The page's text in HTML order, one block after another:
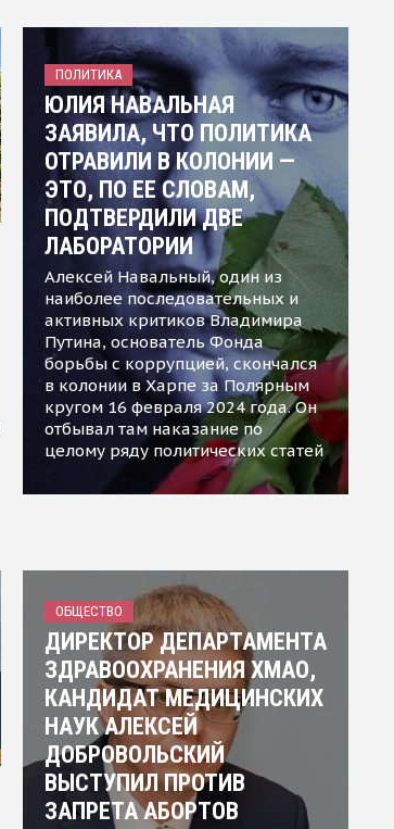
ПОЛИТИКА
ЮЛИЯ НАВАЛЬНАЯ
ЗАЯВИЛА, ЧТО ПОЛИТИКА
ОТРАВИЛИ В КОЛОНИИ —
ЭТО, ПО ЕЕ СЛОВАМ,
ПОДТВЕРДИЛИ ДВЕ
ЛАБОРАТОРИИ
Алексей Навальный, один из
наиболее последовательных и
активных критиков Владимира
Путина, основатель Фонда
борьбы с коррупцией, скончался
в колонии в Харпе за Полярным
кругом 16 февраля 2024 года. Он
отбывал там наказание по
целому ряду политических статей
ОБЩЕСТВО
ДИРЕКТОР ДЕПАРТАМЕНТА
ЗДРАВООХРАНЕНИЯ ХМАО,
КАНДИДАТ МЕДИЦИНСКИХ
НАУК АЛЕКСЕЙ
ДОБРОВОЛЬСКИЙ
ВЫСТУПИЛ ПРОТИВ
ЗАПРЕТА АБОРТОВ